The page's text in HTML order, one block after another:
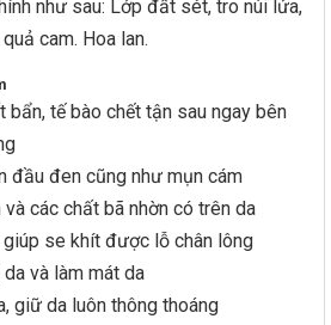
như sau: Lớp đất sét, tro núi lửa,
cam. Hoa lan.
bẩn, tế bào chết tận sau ngay bên
đầu đen cũng như mụn cám
các chất bã nhờn có trên da
giúp se khít được lỗ chân lông
và làm mát da
giữ da luôn thông thoáng